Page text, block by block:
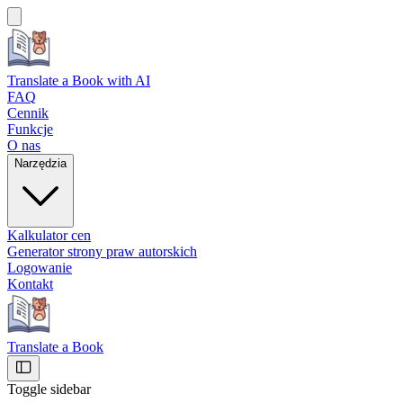
Translate a Book with AI
FAQ
Cennik
Funkcje
O nas
Narzędzia
Kalkulator cen
Generator strony praw autorskich
Logowanie
Kontakt
Translate a Book
Toggle sidebar